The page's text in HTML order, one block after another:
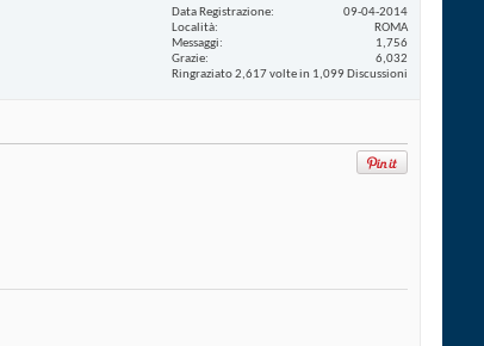
Data Registrazione
09-04-2014
Località
ROMA
Messaggi
1,756
Grazie
6,032
Ringraziato 2,617 volte in 1,099 Discussioni